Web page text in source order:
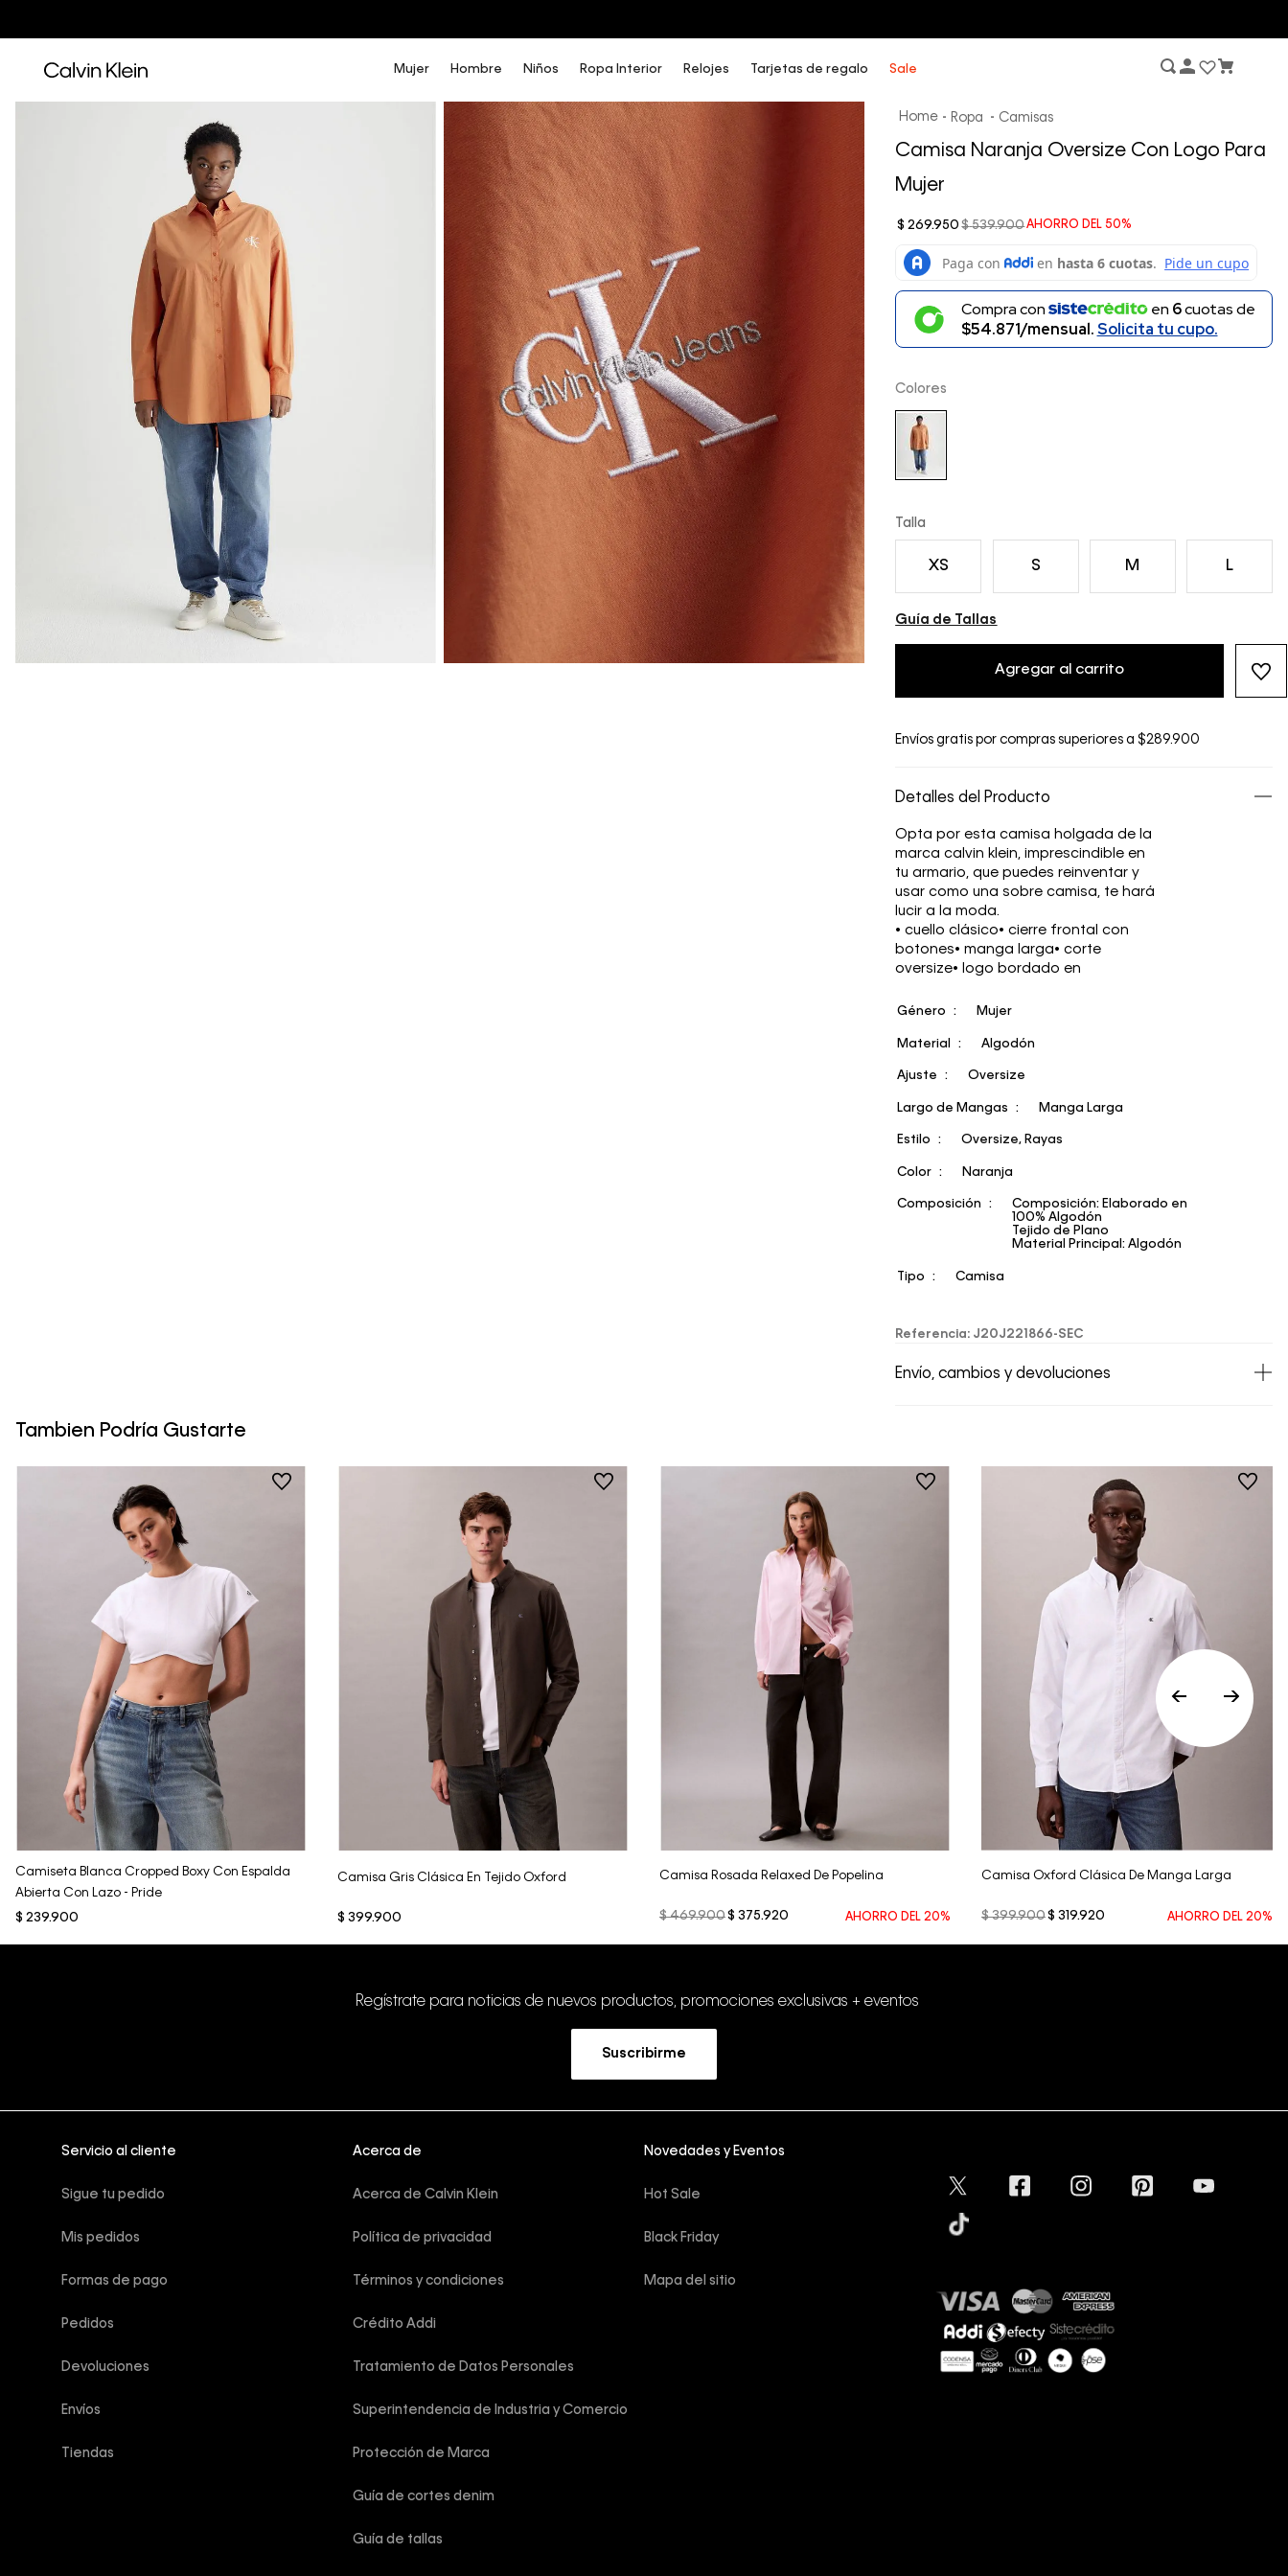
Mujer Hombre Niños Ropa Interior Relojes Tarjetas de regalo Sale
Ropa Camisas
Camisa Naranja Oversize Con Logo Para
Mujer
AHORRO DEL 50%
$ 539.900
$ 269.950
Compra con en 6cuotas de
$54.871/mensual.Solicita tu cupo.
Colores
Talla
XS S M L
Guía de Tallas
Agregar al carrito
Envíos gratis por compras superiores a $289.900
Detalles del Producto
Opta por esta camisa holgada de la
marca calvin klein, imprescindible en
tu armario, que puedes reinventar y
usar como una sobre camisa, te hará
lucir a la moda.
• cuello clásico• cierre frontal con
botones• manga larga• corte
oversize• logo bordado en
Género Mujer
Material Algodón
Ajuste Oversize
Largo de Mangas Manga Larga
Estilo Oversize, Rayas
Color Naranja
Composición
Composición: Elaborado en
100% Algodón
Tejido de Plano
Material Principal: Algodón
Tipo Camisa
Referencia: J20J221866-SEC
Envío, cambios y devoluciones
devolver y cambiar en un período de 30 días
calendario tras la recepción.
• Por higiene y para garantizar el bienestar de
nuestros clientes, no aceptamos
devoluciones en ropa interior y trajes de
Tambien Podría Gustarte
Vista Rápida
Camiseta Blanca Cropped Boxy Con Espalda
Abierta Con Lazo - Pride
$ 239.900
Vista Rápida
Camisa Gris Clásica En Tejido Oxford
$ 399.900
Vista Rápida
Camisa Rosada Relaxed De Popelina
$ 469.900$ 375.920 AHORRO DEL 20%
Vista Rápida
Camisa Oxford Clásica De Manga Larga
$ 399.900$ 319.920 AHORRO DEL 20%
Regístrate para noticias de nuevos productos, promociones exclusivas + eventos
Suscribirme
Servicio al cliente
Sigue tu pedido
Mis pedidos
Formas de pago
Pedidos
Devoluciones
Envíos
Tiendas
Acerca de
Acerca de Calvin Klein
Política de privacidad
Términos y condiciones
Crédito Addi
Tratamiento de Datos Personales
Superintendencia de Industria y Comercio
Protección de Marca
Guía de cortes denim
Guía de tallas
Novedades y Eventos
Hot Sale
Black Friday
Mapa del sitio